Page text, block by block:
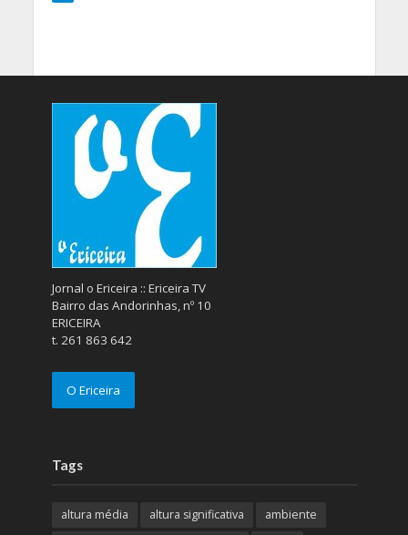
Jornal o Ericeira :: Ericeira TV
Bairro das Andorinhas, nº 10
ERICEIRA
t. 261 863 642
O Ericeira
Tags
altura média altura significativa
ambiente